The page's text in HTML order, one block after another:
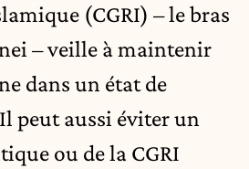
(CGRI) – le bras
– veille à maintenir
dans un état de
peut aussi éviter un
ou de la CGRI